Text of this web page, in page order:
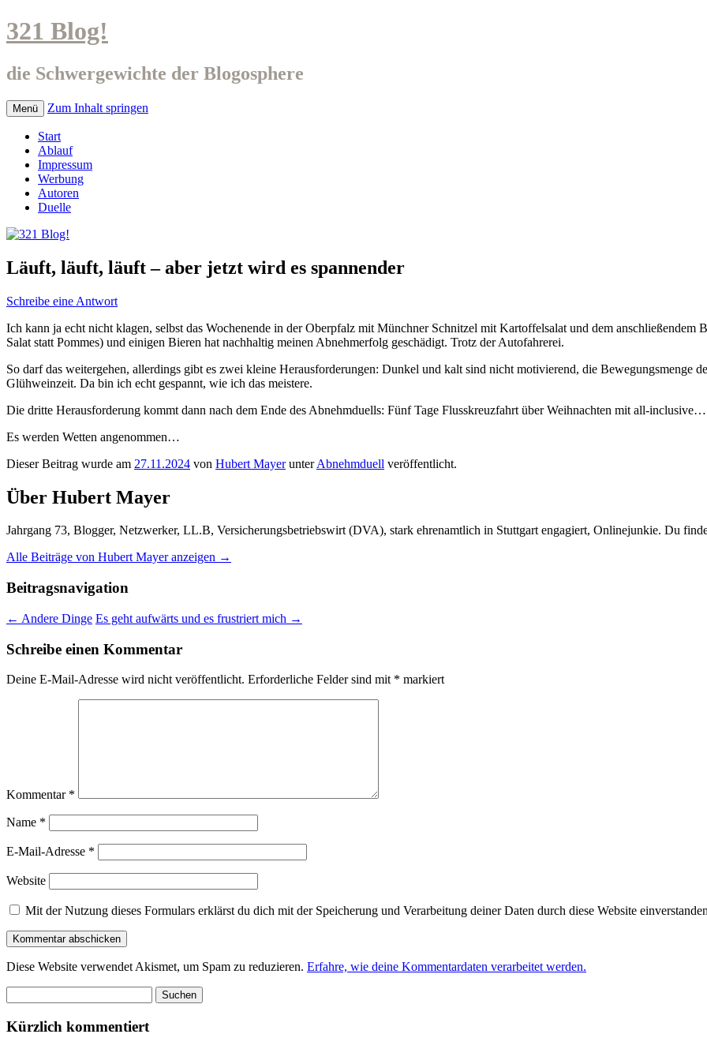
321 Blog!
die Schwergewichte der Blogosphere
Menü Zum Inhalt springen
Start
Ablauf
Impressum
Werbung
Autoren
Duelle
Läuft, läuft, läuft – aber jetzt wird es spannender
Schreibe eine Antwort
Ich kann ja echt nicht klagen, selbst das Wochenende in der Oberpfalz mit Münchner Schnitzel mit Kartoffelsalat und dem
Salat statt Pommes) und einigen Bieren hat nachhaltig meinen Abnehmerfolg geschädigt. Trotz der Autofahrerei.
So darf das weitergehen, allerdings gibt es zwei kleine Herausforderungen: Dunkel und kalt sind nicht motivierend, die Bewegungsmenge
Glühweinzeit. Da bin ich echt gespannt, wie ich das meistere.
Die dritte Herausforderung kommt dann nach dem Ende des Abnehmduells: Fünf Tage Flusskreuzfahrt über Weihnachten mit all-inclusive…
Es werden Wetten angenommen…
Dieser Beitrag wurde am 27.11.2024 von Hubert MayerunterAbnehmduell veröffentlicht.
Über Hubert Mayer
Jahrgang 73, Blogger, Netzwerker, LL.B, Versicherungsbetriebswirt (DVA), stark ehrenamtlich in Stuttgart engagiert, Onlinejunkie. Du
Alle Beiträge von Hubert Mayer anzeigen →
Beitragsnavigation
← Andere Dinge Es geht aufwärts und es frustriert mich →
Schreibe einen Kommentar
Deine E-Mail-Adresse wird nicht veröffentlicht. Erforderliche Felder sind mit * markiert
Kommentar *
Name *
E-Mail-Adresse *
Website
Mit der Nutzung dieses Formulars erklärst du dich mit der Speicherung und Verarbeitung deiner Daten durch diese Website
Diese Website verwendet Akismet, um Spam zu reduzieren. Erfahre, wie deine Kommentardaten verarbeitet werden.
nach:
Kürzlich kommentiert